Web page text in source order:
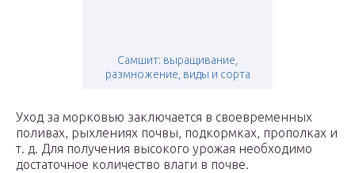
Самшит: выращивание,
размножение, виды и сорта
Уход за морковью заключается в своевременных
поливах, рыхлениях почвы, подкормках, прополках и
т. д. Для получения высокого урожая необходимо
достаточное количество влаги в почве.